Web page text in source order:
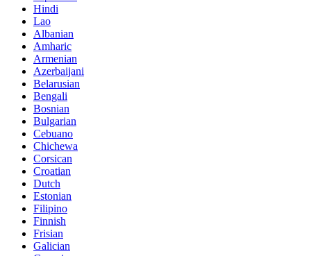
Hindi
Lao
Albanian
Amharic
Armenian
Azerbaijani
Belarusian
Bengali
Bosnian
Bulgarian
Cebuano
Chichewa
Corsican
Croatian
Dutch
Estonian
Filipino
Finnish
Frisian
Galician